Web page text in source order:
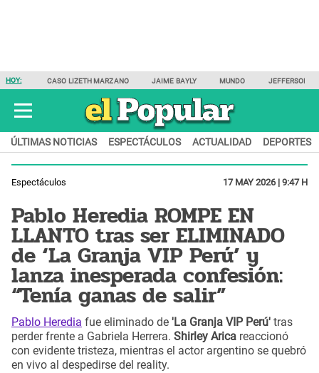
HOY: CASO LIZETH MARZANO JAIME BAYLY MUNDO JEFFERSON
ÚLTIMAS NOTICIAS ESPECTÁCULOS ACTUALIDAD DEPORTES
Espectáculos 17 MAY 2026 | 9:47 H
Pablo Heredia ROMPE EN
LLANTO tras ser ELIMINADO
de ‘La Granja VIP Perú’ y
lanza inesperada confesión:
“Tenía ganas de salir”
Pablo Heredia fue eliminado de 'La Granja VIP Perú' tras
perder frente a Gabriela Herrera. Shirley Arica reaccionó
con evidente tristeza, mientras el actor argentino se quebró
en vivo al despedirse del reality.